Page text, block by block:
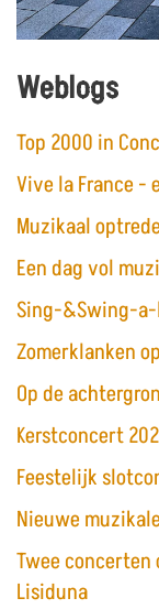
Weblogs
Top 2000 in
Vive la France -
Muzikaal
Een dag vol
Sing-&Swing-
Zomerklanken
Op de
Kerstconcert
Feestelijk
Nieuwe
Twee concerten
Lisiduna